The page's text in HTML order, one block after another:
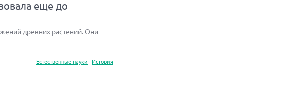
еще до
древних растений. Они
Естественные науки
История